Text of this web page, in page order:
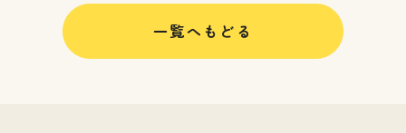
一覧へもどる